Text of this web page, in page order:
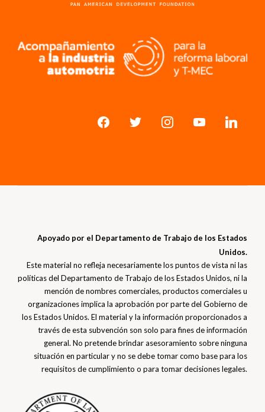
Apoyado por el Departamento de Trabajo de los Estados
Unidos.
Este material no refleja necesariamente los puntos de vista ni las
políticas del Departamento de Trabajo de los Estados Unidos, ni la
mención de nombres comerciales, productos comerciales u
organizaciones implica la aprobación por parte del Gobierno de
los Estados Unidos. El material y la información proporcionados a
través de esta subvención son solo para fines de información
general. No pretende brindar asesoramiento sobre ninguna
situación en particular y no se debe tomar como base para los
requisitos de cumplimiento o para tomar decisiones legales.